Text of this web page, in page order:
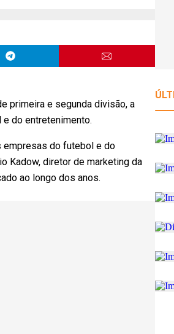
primeira e segunda divisão, a
do entretenimento.
empresas do futebol e do
Kadow, diretor de marketing da
ao longo dos anos.